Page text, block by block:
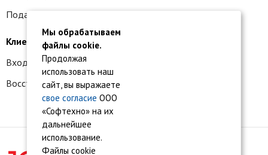
Подать заявку на франшизу
Клиентам
Вход в личный кабинет
Восстановление доступа к сервису 1С:БО
Мы обрабатываем
файлы cookie.
Продолжая
использовать наш
сайт, вы выражаете
свое согласие ООО
«Софтехно» на их
дальнейшее
использование.
Файлы cookie